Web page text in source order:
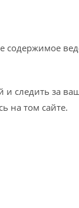
и следить за
на том сайте.